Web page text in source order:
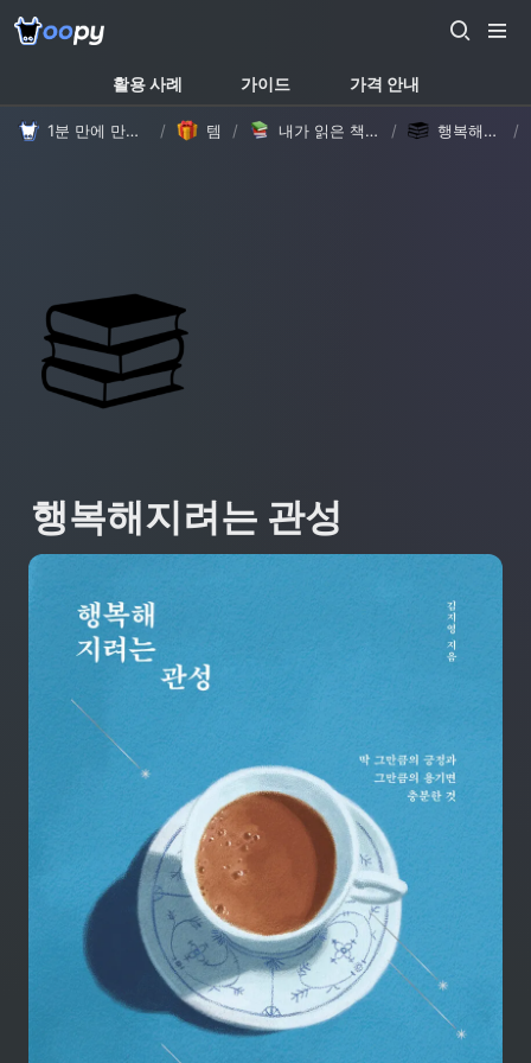
활용 사례 가이드 가격 안내
1분 만에 만드는 노션 웹사이트, 우피! / 템플릿/ 내가 읽은 책들을 모아봐요! 책장 속 독후감 템플릿 (with Oopy) / 행복해지려는 관성 /
행복해지려는 관성